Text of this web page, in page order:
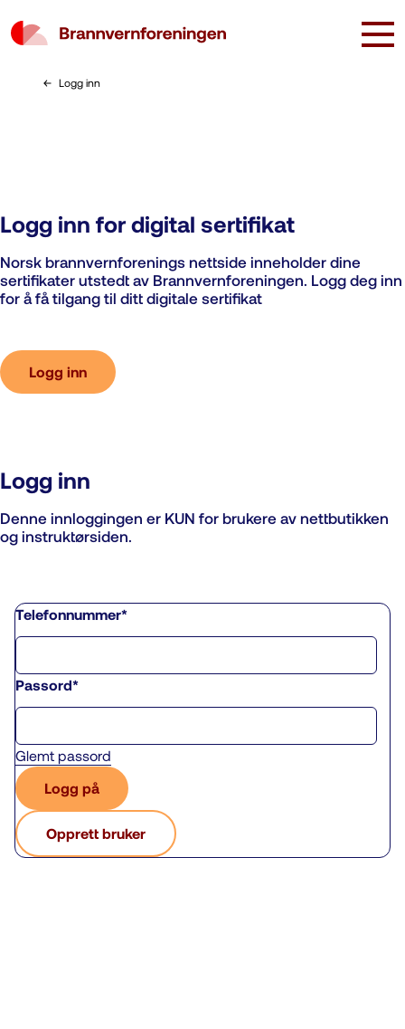
Logg inn
Logg inn for digital sertifikat
Norsk brannvernforenings nettside inneholder dine
sertifikater utstedt av Brannvernforeningen. Logg deg inn
for å få tilgang til ditt digitale sertifikat
Logg inn
Logg inn
Denne innloggingen er KUN for brukere av nettbutikken
og instruktørsiden.
Telefonnummer*
Passord*
Glemt passord
Logg på
Opprett bruker